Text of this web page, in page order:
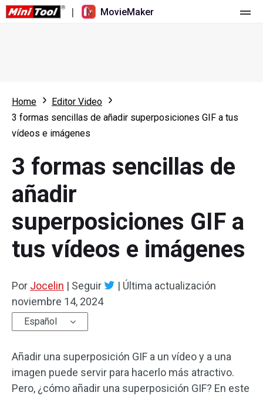
| MovieMaker
Novedades
Edición multipista
Relación de aspecto
Velocidad/Marcha atrás
Recortar/Dividir/Cortar
Efectos de audio
Texto/Elemento
Color de vídeo
Rotar/Voltear
Recursos
Trucos para editar vídeo
Grabador de pantalla
Convertidor de vídeo
Descargador de vídeos online
Home
Editor Video
3 formas sencillas de añadir superposiciones GIF a tus
vídeos e imágenes
3 formas sencillas de
añadir
superposiciones GIF a
tus vídeos e imágenes
Por Jocelin | Seguir | Última actualización
noviembre 14, 2024
Español
Añadir una superposición GIF a un vídeo y a una
imagen puede servir para hacerlo más atractivo.
Pero, ¿cómo añadir una superposición GIF? En este